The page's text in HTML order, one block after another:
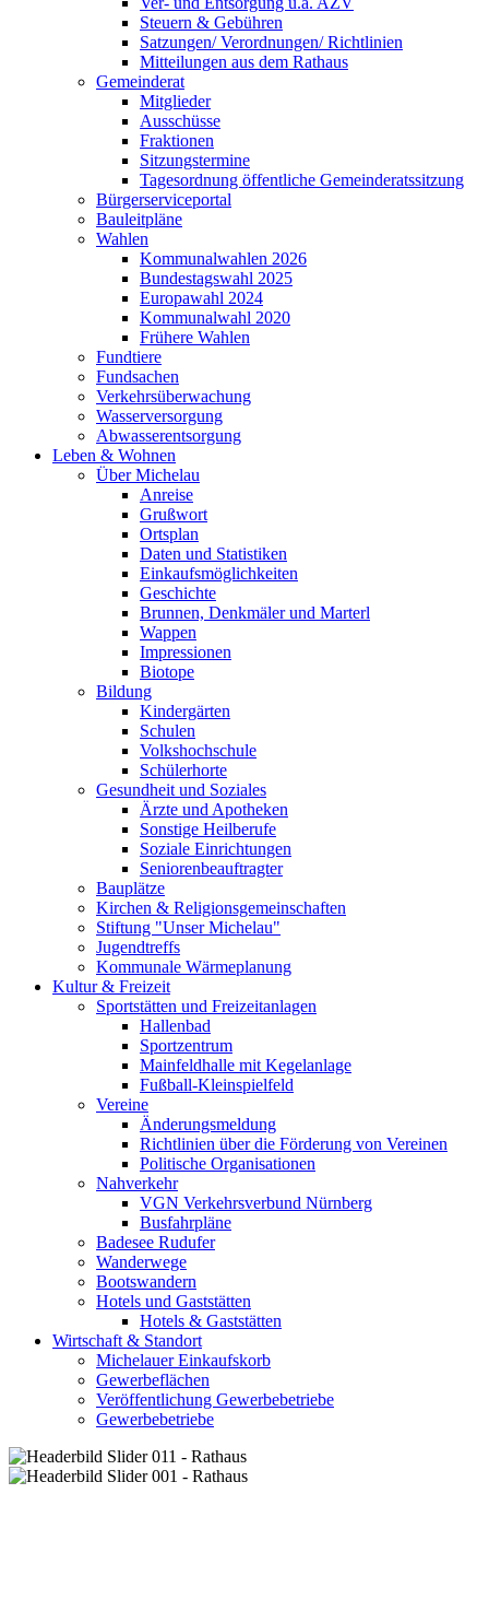
Steuern & Gebühren
Satzungen/ Verordnungen/ Richtlinien
Mitteilungen aus dem Rathaus
Gemeinderat
Mitglieder
Ausschüsse
Fraktionen
Sitzungstermine
Tagesordnung öffentliche Gemeinderatssitzung
Bürgerserviceportal
Bauleitpläne
Wahlen
Kommunalwahlen 2026
Bundestagswahl 2025
Europawahl 2024
Kommunalwahl 2020
Frühere Wahlen
Fundtiere
Fundsachen
Verkehrsüberwachung
Wasserversorgung
Abwasserentsorgung
Leben & Wohnen
Über Michelau
Anreise
Grußwort
Ortsplan
Daten und Statistiken
Einkaufsmöglichkeiten
Geschichte
Brunnen, Denkmäler und Marterl
Wappen
Impressionen
Biotope
Bildung
Kindergärten
Schulen
Volkshochschule
Schülerhorte
Gesundheit und Soziales
Ärzte und Apotheken
Sonstige Heilberufe
Soziale Einrichtungen
Seniorenbeauftragter
Bauplätze
Kirchen & Religionsgemeinschaften
Stiftung "Unser Michelau"
Jugendtreffs
Kommunale Wärmeplanung
Kultur & Freizeit
Sportstätten und Freizeitanlagen
Hallenbad
Sportzentrum
Mainfeldhalle mit Kegelanlage
Fußball-Kleinspielfeld
Vereine
Änderungsmeldung
Richtlinien über die Förderung von Vereinen
Politische Organisationen
Nahverkehr
VGN Verkehrsverbund Nürnberg
Busfahrpläne
Badesee Rudufer
Wanderwege
Bootswandern
Hotels und Gaststätten
Hotels & Gaststätten
Wirtschaft & Standort
Michelauer Einkaufskorb
Gewerbeflächen
Veröffentlichung Gewerbebetriebe
Gewerbebetriebe